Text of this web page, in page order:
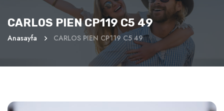
CARLOS PIEN CP119 C5 49
Anasayfa CARLOS PIEN CP119 C5 49